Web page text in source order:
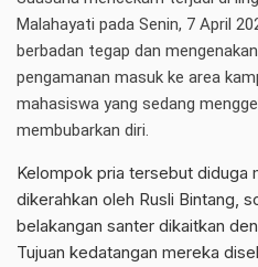
Malahayati pada Senin, 7 April
berbadan tegap dan
pengamanan masuk ke area
mahasiswa yang sedang
membubarkan diri.
Kelompok pria tersebut diduga
dikerahkan oleh Rusli Bintang,
belakangan santer dikaitkan
Tujuan kedatangan mereka